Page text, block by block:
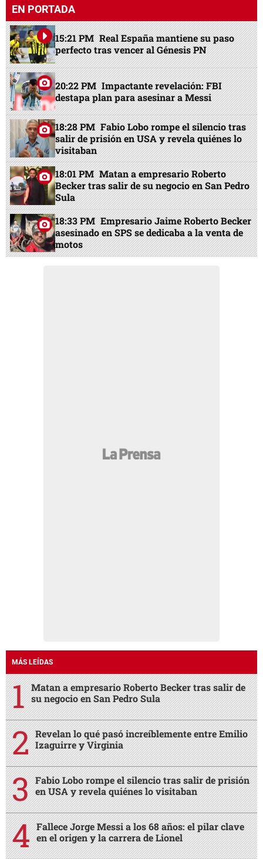
EN PORTADA
15:21 PM Real España mantiene su paso
perfecto tras vencer al Génesis PN
20:22 PM Impactante revelación: FBI
destapa plan para asesinar a Messi
18:28 PM Fabio Lobo rompe el silencio tras
salir de prisión en USA y revela quiénes lo
visitaban
18:01 PM Matan a empresario Roberto
Becker tras salir de su negocio en San Pedro
Sula
18:33 PM Empresario Jaime Roberto Becker
asesinado en SPS se dedicaba a la venta de
motos
MÁS LEÍDAS
Matan a empresario Roberto Becker tras salir de
su negocio en San Pedro Sula
Revelan lo qué pasó increíblemente entre Emilio
Izaguirre y Virginia
Fabio Lobo rompe el silencio tras salir de prisión
en USA y revela quiénes lo visitaban
Fallece Jorge Messi a los 68 años: el pilar clave
en el origen y la carrera de Lionel